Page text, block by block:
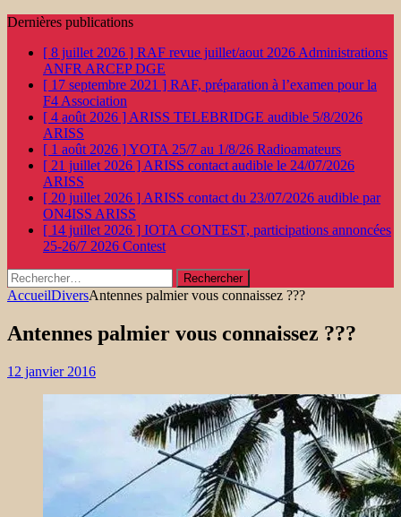
Dernières publications
[ 8 juillet 2026 ] RAF revue juillet/aout 2026 Administrations
ANFR ARCEP DGE
[ 17 septembre 2021 ] RAF, préparation à l’examen pour la
F4 Association
[ 4 août 2026 ] ARISS TELEBRIDGE audible 5/8/2026
ARISS
[ 1 août 2026 ]YOTA 25/7 au 1/8/26 Radioamateurs
[ 21 juillet 2026 ] ARISS contact audible le 24/07/2026
ARISS
[ 20 juillet 2026 ] ARISS contact du 23/07/2026 audible par
ON4ISS ARISS
[ 14 juillet 2026 ] IOTA CONTEST, participations annoncées
25-26/7 2026 Contest
Rechercher :
AccueilDiversAntennes palmier vous connaissez ???
Antennes palmier vous connaissez ???
12 janvier 2016